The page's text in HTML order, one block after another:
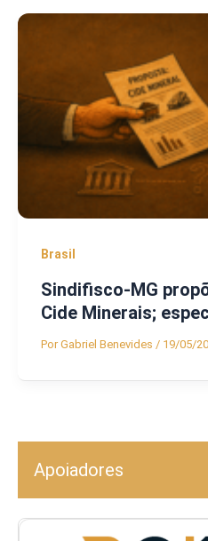
Brasil
Sindifisco-MG
Cide Minerais;
PorGabriel Benevides / 19/05/
Apoiadores